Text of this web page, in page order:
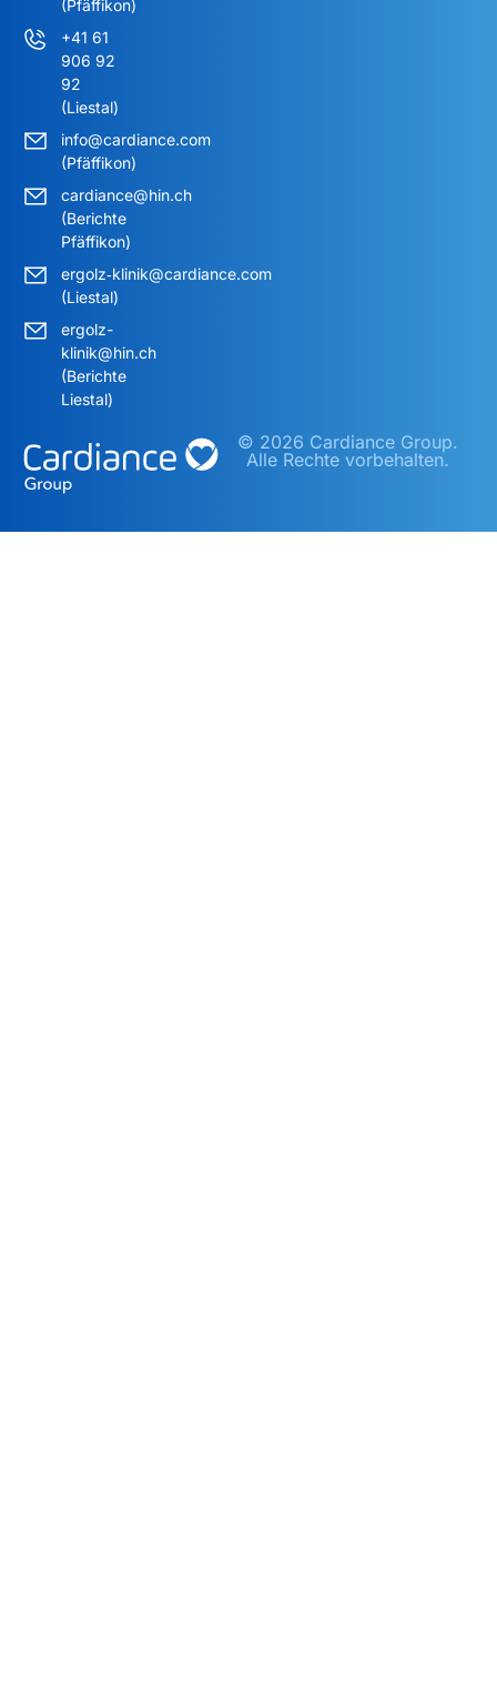
(Pfäffikon)
+41 61
906 92
92
(Liestal)
info@cardiance.com
(Pfäffikon)
cardiance@hin.ch
(Berichte
Pfäffikon)
ergolz‑klinik@cardiance.com
(Liestal)
ergolz-
klinik@hin.ch
(Berichte
Liestal)
© 2026 Cardiance Group.
Alle Rechte vorbehalten.